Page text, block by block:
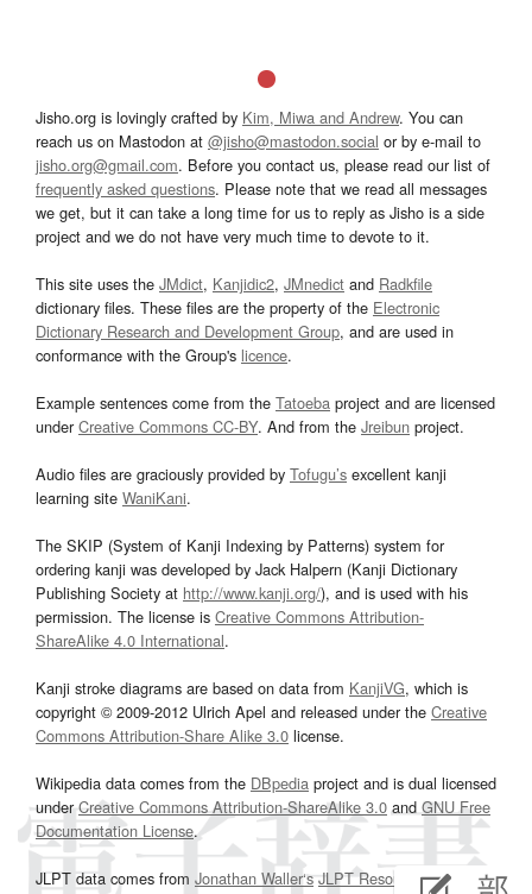
Jisho.org is lovingly crafted by Kim, Miwa and Andrew. You can
reach us on Mastodon at @jisho@mastodon.social or by e-mail to
jisho.org@gmail.com. Before you contact us, please read our list of
frequently asked questions. Please note that we read all messages
we get, but it can take a long time for us to reply as Jisho is a side
project and we do not have very much time to devote to it.
This site uses the JMdict, Kanjidic2, JMnedict and Radkfile
dictionary files. These files are the property of the Electronic
Dictionary Research and Development Group, and are used in
conformance with the Group's licence.
Example sentences come from the Tatoeba project and are licensed
underCreative Commons CC-BY. And from the Jreibun project.
Audio files are graciously provided by Tofugu’s excellent kanji
learning site WaniKani.
The SKIP (System of Kanji Indexing by Patterns) system for
ordering kanji was developed by Jack Halpern (Kanji Dictionary
Publishing Society at http://www.kanji.org/), and is used with his
permission. The license is Creative Commons Attribution-
ShareAlike 4.0 International.
Kanji stroke diagrams are based on data from KanjiVG, which is
copyright © 2009-2012 Ulrich Apel and released under the Creative
Commons Attribution-Share Alike 3.0 license.
Wikipedia data comes from the DBpedia project and is dual licensed
underCreative Commons Attribution-ShareAlike 3.0and GNU Free
Documentation License.
JLPT data comes from Jonathan Waller‘s JLPT Resourcespage.